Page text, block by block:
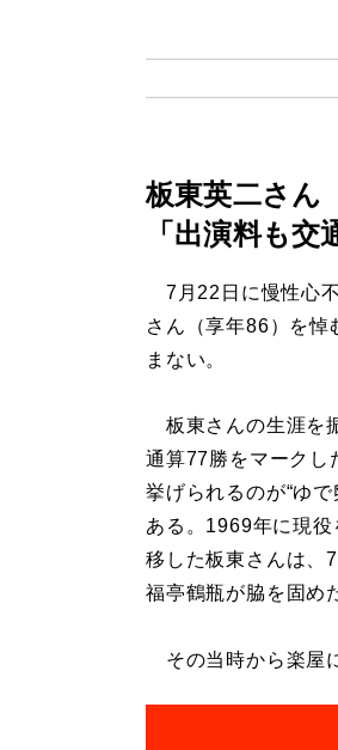
板東英二さん
「出演料も
7月22日に慢性心
さん（享年86）を悼
まない。
板東さんの生涯を
通算77勝をマークし
挙げられるのが“ゆ
ある。1969年に現
移した板東さんは、
福亭鶴瓶が脇を固め
その当時から楽屋